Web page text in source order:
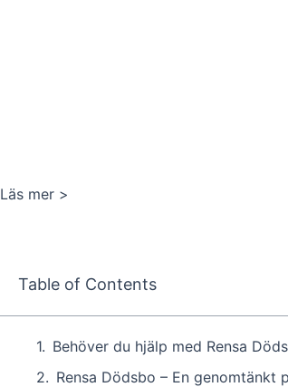
Läs mer >
Table of Contents
Behöver du hjälp med Rensa
Rensa Dödsbo – En genomtänkt